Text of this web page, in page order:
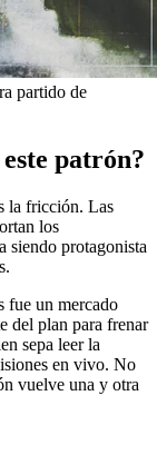
partido de
patrón?
la fricción. Las
los
siendo protagonista
fue un mercado
del plan para frenar
sepa leer la
en vivo. No
vuelve una y otra